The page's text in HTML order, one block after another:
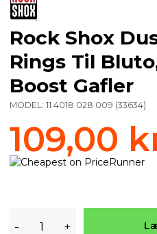
Rock Shox
Rings Til
Boost Gafler
MODEL: 11 4018 028 009 (33634)
109,00
- +